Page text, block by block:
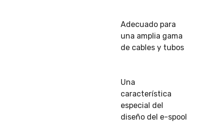
Adecuado para
una amplia gama
de cables y tubos
Una
característica
especial del
diseño del e-spool